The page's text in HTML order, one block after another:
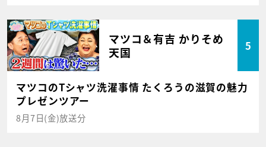
マツコ＆有吉 かりそめ
天国
5
マツコのTシャツ洗濯事情 たくろうの滋賀の魅力
プレゼンツアー
8月7日(金)放送分